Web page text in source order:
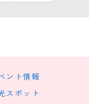
ント情報
スポット